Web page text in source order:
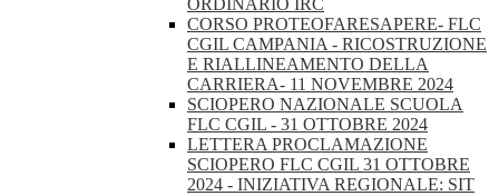
ORDINARIO IRC
CORSO PROTEOFARESAPERE- FLC
CGIL CAMPANIA - RICOSTRUZIONE
E RIALLINEAMENTO DELLA
CARRIERA- 11 NOVEMBRE 2024
SCIOPERO NAZIONALE SCUOLA
FLC CGIL - 31 OTTOBRE 2024
LETTERA PROCLAMAZIONE
SCIOPERO FLC CGIL 31 OTTOBRE
2024 - INIZIATIVA REGIONALE: SIT